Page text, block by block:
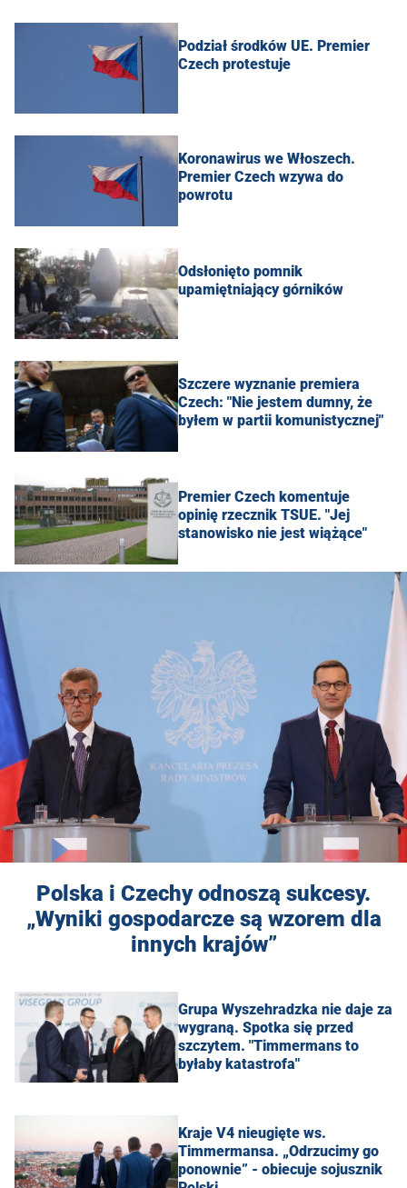
Podział środków UE. Premier
Czech protestuje
Koronawirus we Włoszech.
Premier Czech wzywa do
powrotu
Odsłonięto pomnik
upamiętniający górników
Szczere wyznanie premiera
Czech: "Nie jestem dumny, że
byłem w partii komunistycznej"
Premier Czech komentuje
opinię rzecznik TSUE. "Jej
stanowisko nie jest wiążące"
Polska i Czechy odnoszą sukcesy.
„Wyniki gospodarcze są wzorem dla
innych krajów”
Grupa Wyszehradzka nie daje za
wygraną. Spotka się przed
szczytem. "Timmermans to
byłaby katastrofa"
Kraje V4 nieugięte ws.
Timmermansa. „Odrzucimy go
ponownie” - obiecuje sojusznik